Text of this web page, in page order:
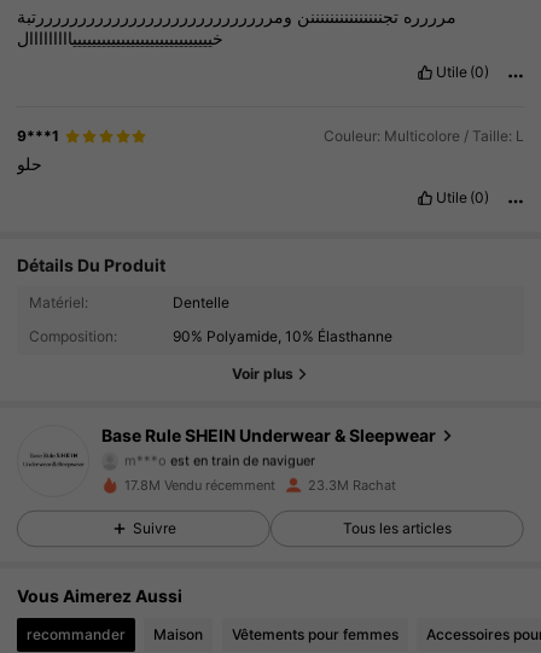
مرررره تجنننننننننننننننن ومررررررررررررررررررررررررررررتبة
خيييييييييييييييييييييييييييييااااااااال
Utile (0)
9***1 Couleur: Multicolore / Taille: L
حلو
Utile (0)
Détails Du Produit
Matériel:
Dentelle
Composition:
90% Polyamide, 10% Élasthanne
Voir plus
Base Rule SHEIN Underwear & Sleepwear
1.1M Suiveurs
4.93
1.1M Suiveurs
4.93 1.1M Suiveurs
4.93 1.1M Suiveurs
17.8M Vendu récemment 23.3M Rachat
Suivre Tous les articles
Vous Aimerez Aussi
recommander Maison Vêtements pour femmes Accessoires